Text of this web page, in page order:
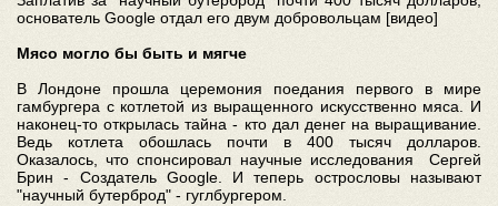
основатель Google отдал его двум добровольцам [видео]
Мясо могло бы быть и мягче
В Лондоне прошла церемония поедания первого в мире
гамбургера с котлетой из выращенного искусственно мяса. И
наконец-то открылась тайна - кто дал денег на выращивание.
Ведь котлета обошлась почти в 400 тысяч долларов.
Оказалось, что спонсировал научные исследования Сергей
Брин - Создатель Google. И теперь острословы называют
"научный бутерброд" - гуглбургером.